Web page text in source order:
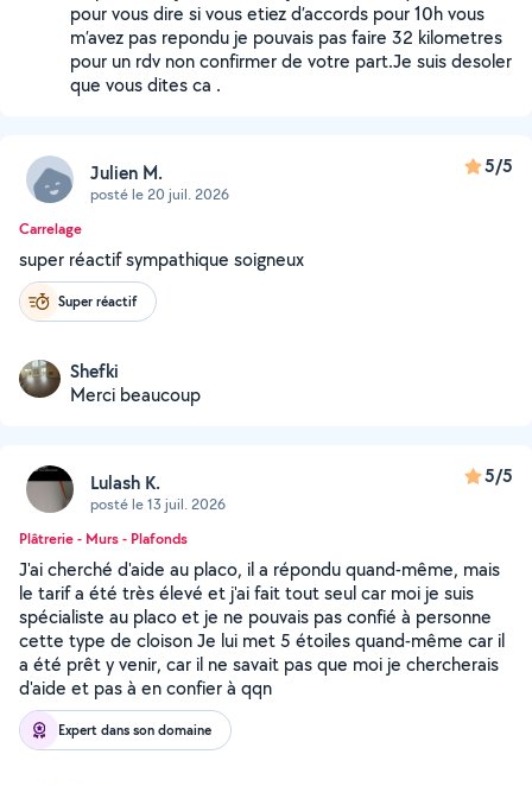
pour vous dire si vous etiez d’accords pour 10h vous
m’avez pas repondu je pouvais pas faire 32 kilometres
pour un rdv non confirmer de votre part.Je suis desoler
que vous dites ca .
Julien M.
posté le 20 juil. 2026
5/5
Carrelage
super réactif sympathique soigneux
Super réactif
Shefki
Merci beaucoup
Lulash K.
posté le 13 juil. 2026
5/5
Plâtrerie - Murs - Plafonds
J'ai cherché d'aide au placo, il a répondu quand-même, mais
le tarif a été très élevé et j'ai fait tout seul car moi je suis
spécialiste au placo et je ne pouvais pas confié à personne
cette type de cloison Je lui met 5 étoiles quand-même car il
a été prêt y venir, car il ne savait pas que moi je chercherais
d'aide et pas à en confier à qqn
Expert dans son domaine